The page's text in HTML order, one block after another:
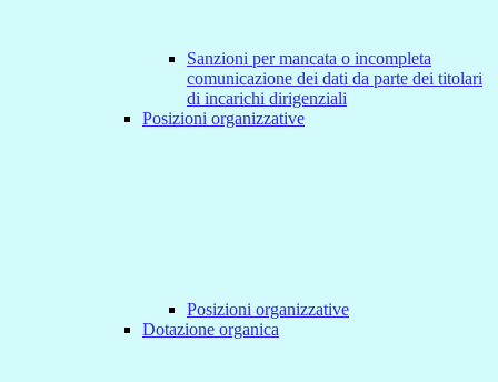
Sanzioni per mancata o incompleta
comunicazione dei dati da parte dei titolari
di incarichi dirigenziali
Posizioni organizzative
Posizioni organizzative
Dotazione organica